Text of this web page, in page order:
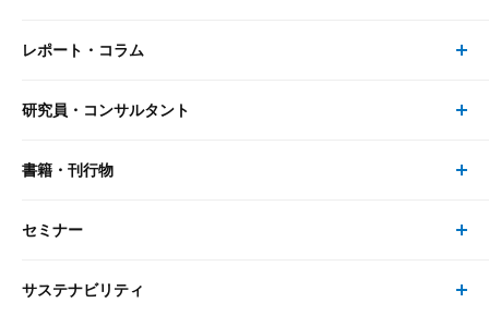
事業・ソリューション トップ
リサーチ
レポート・コラム
レポート・コラム トップ
最新のレポート・コラム
研究員・コンサルタント
研究員・コンサルタント トップ
研究員
書籍・刊行物
書籍・刊行物 トップ
書籍
セミナー
セミナー トップ
サステナビリティ